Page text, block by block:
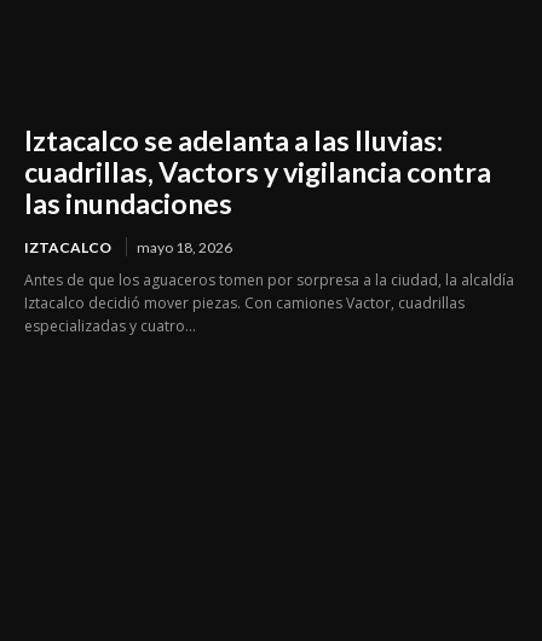
Iztacalco se adelanta a las lluvias:
cuadrillas, Vactors y vigilancia contra
las inundaciones
IZTACALCO mayo 18, 2026
Antes de que los aguaceros tomen por sorpresa a la ciudad, la alcaldía
Iztacalco decidió mover piezas. Con camiones Vactor, cuadrillas
especializadas y cuatro...